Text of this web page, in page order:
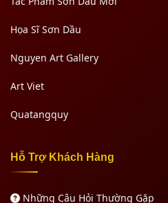
Họa Sĩ Sơn Dầu
Nguyen Art Gallery
Art Viet
Quatangquy
Hỗ Trợ Khách Hàng
Những Câu Hỏi Thường Gặp